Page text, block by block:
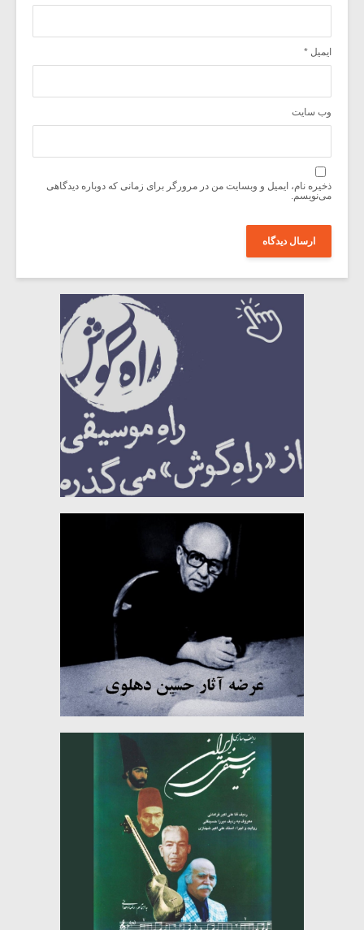
ایمیل *
وب‌ سایت
ذخیره نام، ایمیل و وبسایت من در مرورگر برای زمانی که دوباره دیدگاهی
می‌نویسم.